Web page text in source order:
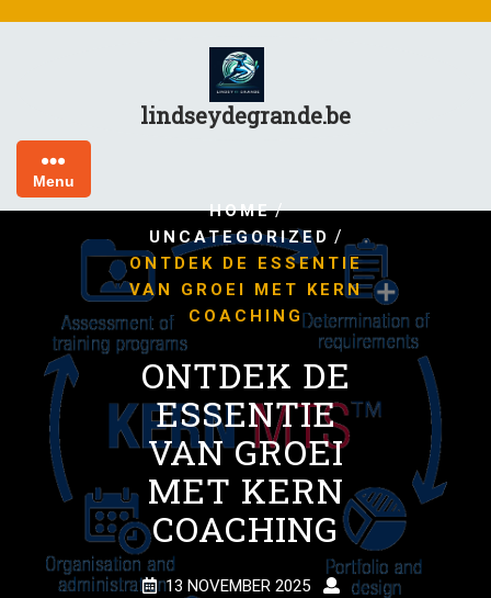
lindseydegrande.be
Menu
HOME/
UNCATEGORIZED /
ONTDEK DE ESSENTIE
VAN GROEI MET KERN
COACHING
ONTDEK DE
ESSENTIE
VAN GROEI
MET KERN
COACHING
13 NOVEMBER 2025